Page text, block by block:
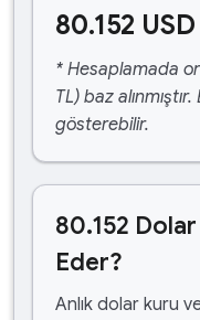
80.152
* Hesaplamada
TL) baz
gösterebilir.
80.152
Eder?
Anlık dolar kuru